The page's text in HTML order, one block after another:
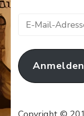
E-
Adresse
Anmelden